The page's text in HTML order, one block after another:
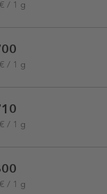
/ 1 g
/ 1 g
/ 1 g
/ 1 g